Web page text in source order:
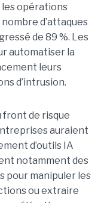
les opérations
d’attaques
de 89 %. Les
automatiser la
leurs
d’intrusion.
front de risque
auraient
d’outils IA
notamment des
pour manipuler les
ou extraire